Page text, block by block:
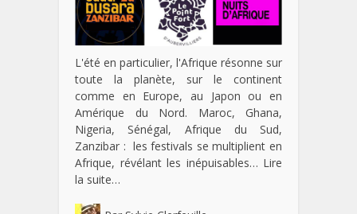
L'été en particulier, l'Afrique résonne sur
toute la planète, sur le continent
comme en Europe, au Japon ou en
Amérique du Nord. Maroc, Ghana,
Nigeria, Sénégal, Afrique du Sud,
Zanzibar : les festivals se multiplient en
Afrique, révélant les inépuisables… Lire
la suite…